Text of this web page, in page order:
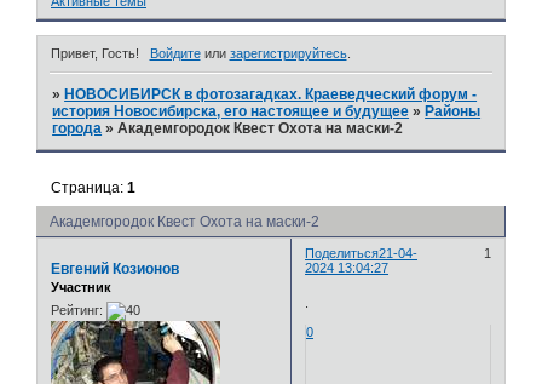
Привет, Гость! Войдитеили зарегистрируйтесь.
» НОВОСИБИРСК в фотозагадках. Краеведческий форум -
история Новосибирска, его настоящее и будущее » Районы
города »Академгородок Квест Охота на маски-2
Академгородок Квест Охота на маски-2
Страница:1
Поделиться 1
21-04-
2024 13:04:27
Евгений Козионов
Участник
Рейтинг:
0